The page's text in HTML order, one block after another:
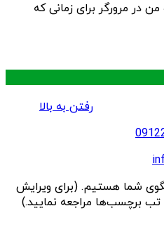
در مرورگر برای زمانی که
رفتن به بالا
پاسخگوی شما هستیم. (برای ویرایش
برچسب‌ها مراجعه نمایید.)